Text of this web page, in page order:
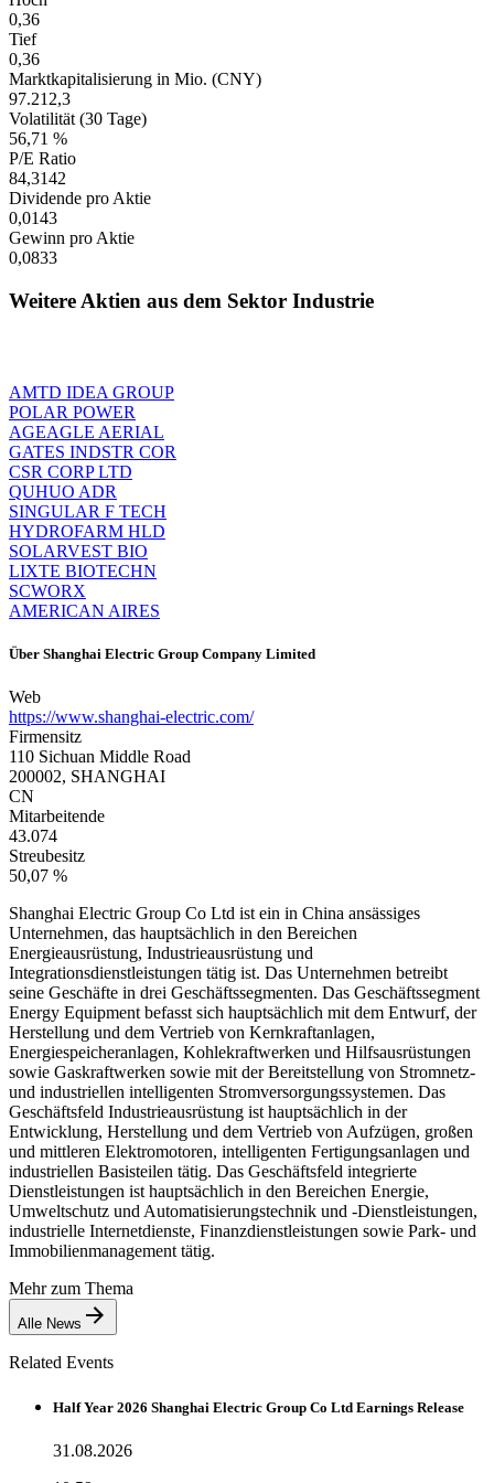
0,36
Tief
0,36
Marktkapitalisierung in Mio. (CNY)
97.212,3
Volatilität (30 Tage)
56,71 %
P/E Ratio
84,3142
Dividende pro Aktie
0,0143
Gewinn pro Aktie
0,0833
Weitere Aktien aus dem Sektor Industrie
AMTD IDEA GROUP
POLAR POWER
AGEAGLE AERIAL
GATES INDSTR COR
CSR CORP LTD
QUHUO ADR
SINGULAR F TECH
HYDROFARM HLD
SOLARVEST BIO
LIXTE BIOTECHN
SCWORX
AMERICAN AIRES
Über Shanghai Electric Group Company Limited
Web
https://www.shanghai-electric.com/
Firmensitz
110 Sichuan Middle Road
200002, SHANGHAI
CN
Mitarbeitende
43.074
Streubesitz
50,07 %
Shanghai Electric Group Co Ltd ist ein in China ansässiges
Unternehmen, das hauptsächlich in den Bereichen
Energieausrüstung, Industrieausrüstung und
Integrationsdienstleistungen tätig ist. Das Unternehmen betreibt
seine Geschäfte in drei Geschäftssegmenten. Das Geschäftssegment
Energy Equipment befasst sich hauptsächlich mit dem Entwurf, der
Herstellung und dem Vertrieb von Kernkraftanlagen,
Energiespeicheranlagen, Kohlekraftwerken und Hilfsausrüstungen
sowie Gaskraftwerken sowie mit der Bereitstellung von Stromnetz-
und industriellen intelligenten Stromversorgungssystemen. Das
Geschäftsfeld Industrieausrüstung ist hauptsächlich in der
Entwicklung, Herstellung und dem Vertrieb von Aufzügen, großen
und mittleren Elektromotoren, intelligenten Fertigungsanlagen und
industriellen Basisteilen tätig. Das Geschäftsfeld integrierte
Dienstleistungen ist hauptsächlich in den Bereichen Energie,
Umweltschutz und Automatisierungstechnik und -Dienstleistungen,
industrielle Internetdienste, Finanzdienstleistungen sowie Park- und
Immobilienmanagement tätig.
Mehr zum Thema
Alle News
Related Events
Half Year 2026 Shanghai Electric Group Co Ltd Earnings Release
31.08.2026